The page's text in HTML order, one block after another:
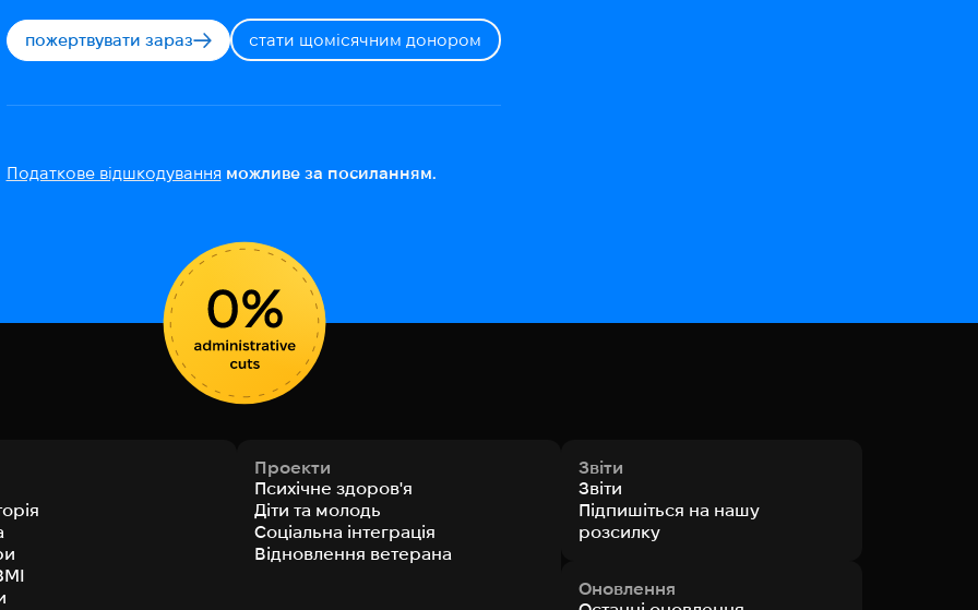
пожертвувати зараз стати щомісячним донором
Податкове відшкодування можливе за посиланням.
Проекти
Психічне здоров'я
Діти та молодь
Соціальна інтеграція
Відновлення ветерана
Звіти
Звіти
Підпишіться на нашу
розсилку
Оновлення